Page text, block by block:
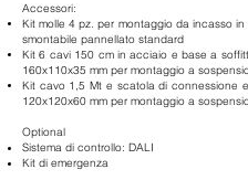
Accessori:
Kit molle 4 pz.per montaggio da incasso
smontabile pannellato standard
Kit 6 cavi 150 cm in acciaio e base a
160x110x35 mm per montaggio a
Kit cavo 1,5 Mt e scatola di connessione
120x120x60 mm per montaggio a
Optional
Sistema di controllo: DALI
Kit di emergenza